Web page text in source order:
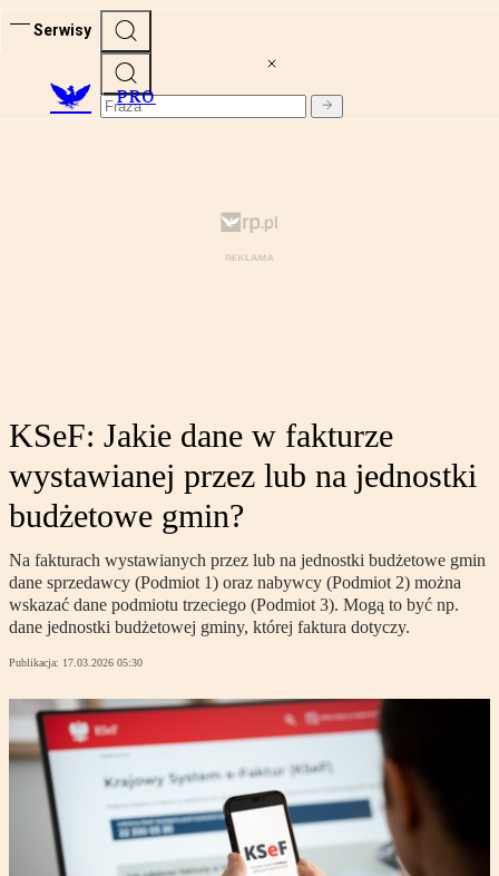
Serwisy
PRO
KSeF: Jakie dane w fakturze
wystawianej przez lub na jednostki
budżetowe gmin?
Na fakturach wystawianych przez lub na jednostki budżetowe gmin
dane sprzedawcy (Podmiot 1) oraz nabywcy (Podmiot 2) można
wskazać dane podmiotu trzeciego (Podmiot 3). Mogą to być np.
dane jednostki budżetowej gminy, której faktura dotyczy.
Publikacja: 17.03.2026 05:30